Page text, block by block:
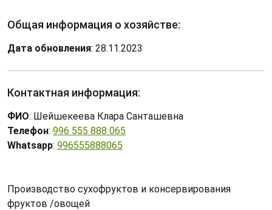
Общая информация о хозяйстве:
Дата обновления: 28.11.2023
Контактная информация:
ФИО: Шейшекеева Клара Санташевна
Телефон: 996 555 888 065
Whatsapp: 996555888065
Производство сухофруктов и консервирования
фруктов /овощей